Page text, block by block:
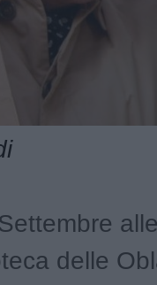
delle